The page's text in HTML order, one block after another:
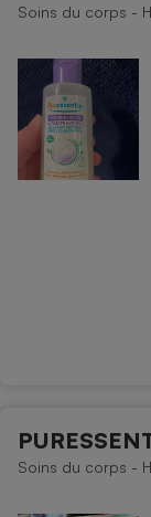
Soins du corps -
Soins du corps -